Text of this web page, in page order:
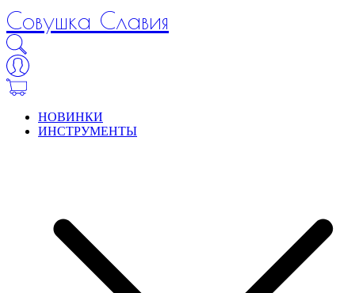
Совушка Славия
НОВИНКИ
ИНСТРУМЕНТЫ